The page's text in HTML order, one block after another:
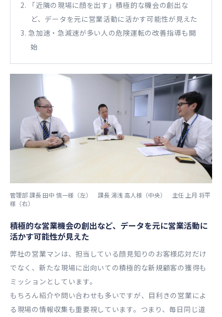
2. 「近隣の現場に顔を出す」積極的な機会の創出な
ど、データを元に営業活動に活かす可能性が見えた
3. 急加速・急減速が多い人の危険運転の改善指導も開
始
管理部 課長 田中 慎一様（左） 課長 湯浅 高人様（中央） 主任 上月 将平
様（右）
積極的な営業機会の創出など、データを元に営業活動に
活かす可能性が見えた
弊社の営業マンは、担当している顔見知りのお客様応対だけ
でなく、新たな現場に出向いての積極的な新規顧客の獲得も
ミッションとしています。
もちろん紹介や問い合わせも多いですが、目利きの営業によ
る現場の情報収集も重要視しています。つまり、毎日同じ道